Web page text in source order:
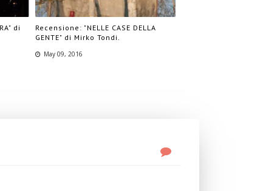
di
Recensione: "NELLE CASE DELLA
GENTE" di Mirko Tondi.
May 09, 2016